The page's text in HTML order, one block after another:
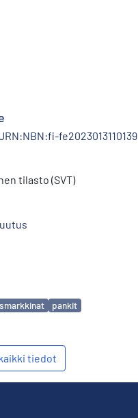
fe2023013110139
tilasto (SVT)
pankit
tiedot